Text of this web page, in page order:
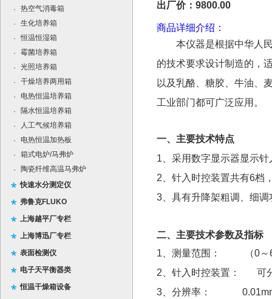
·
热空气消毒箱
·
生化培养箱
·
恒温恒湿箱
·
霉菌培养箱
·
光照培养箱
·
干燥培养两用箱
·
电热恒温培养箱
·
隔水恒温培养箱
·
人工气候培养箱
·
电热恒温加热板
·
箱式电炉/马弗炉
·
陶瓷纤维高温马弗炉
快速水分测定仪
弗鲁克FLUKO
上海越平厂专栏
上海博迅厂专栏
表面检测仪
电子天平衡器类
恒温干燥箱设备
出厂价：9800.00
商品详细介绍：
本仪器是根据中华人
的技术要求设计制造的，
以及乳酪、糖胶、牛油、
工业部门都可广泛应用。
一、 主要技术特点
1、采用数字显示器显示
2、针入时控装置共有6档
3、具有升降架粗调、细
二、主要技术参数及指标
1、测量范围：
（0
2、针入时控装置： 可分
3、分辨率：